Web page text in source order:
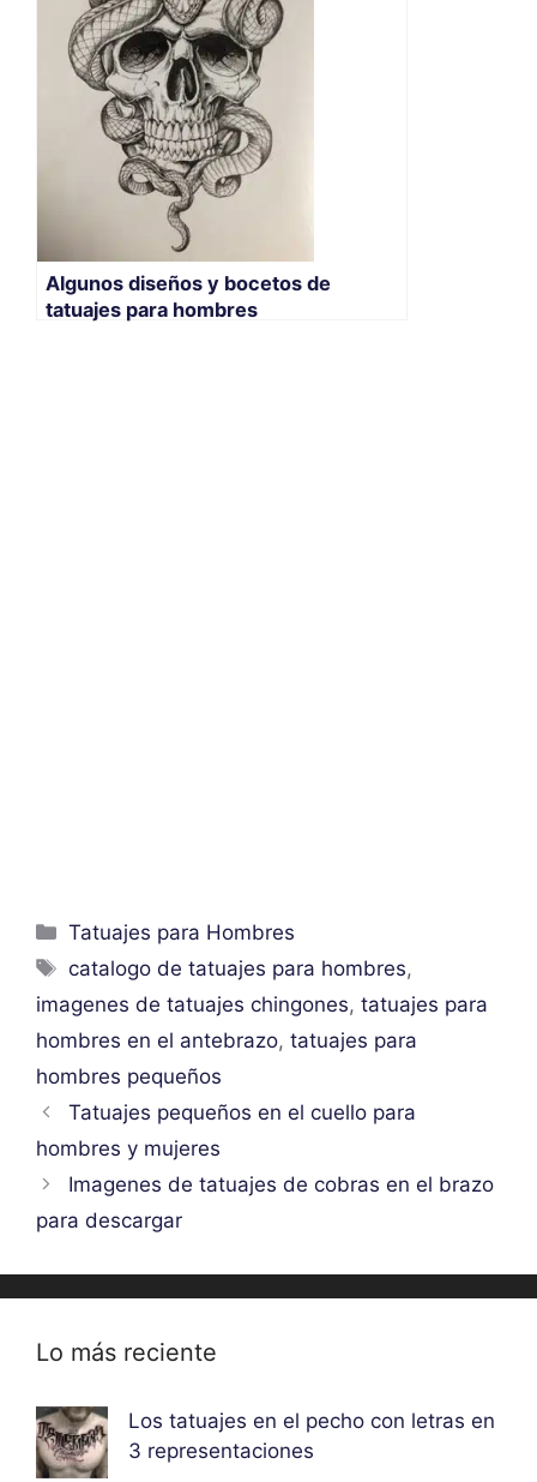
Algunos diseños y bocetos de
tatuajes para hombres
Categorías
Tatuajes para Hombres
Etiquetas
catalogo de tatuajes para hombres,
imagenes de tatuajes chingones, tatuajes para
hombres en el antebrazo, tatuajes para
hombres pequeños
Tatuajes pequeños en el cuello para
hombres y mujeres
Imagenes de tatuajes de cobras en el brazo
para descargar
Lo más reciente
Los tatuajes en el pecho con letras en
3 representaciones